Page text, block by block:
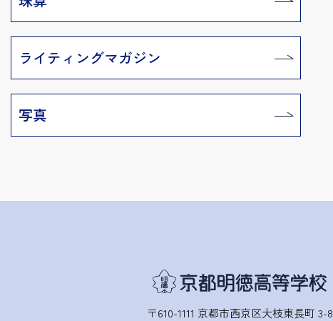
ライティングマガジン
写真
〒610-1111 京都市西京区大枝東長町 3-8